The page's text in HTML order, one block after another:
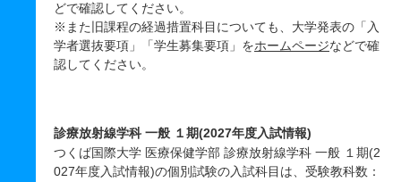
どで確認してください。
※また旧課程の経過措置科目についても、大学発表の「入
学者選抜要項」「学生募集要項」をホームページなどで確
認してください。
診療放射線学科 一般 １期(2027年度入試情報)
つくば国際大学 医療保健学部 診療放射線学科 一般 １期(2
027年度入試情報)の個別試験の入試科目は、受験教科数：